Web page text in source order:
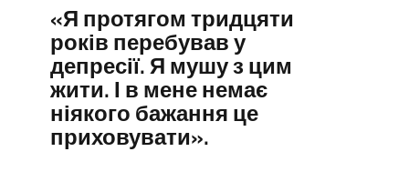
«Я протягом тридцяти
років перебував у
депресії. Я мушу з цим
жити. І в мене немає
ніякого бажання це
приховувати».